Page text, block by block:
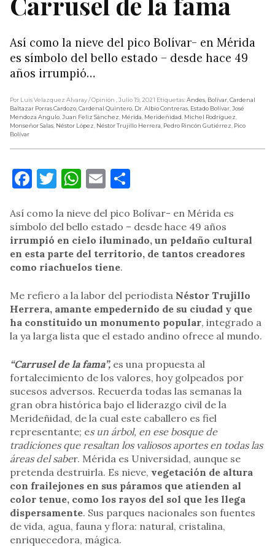
Así como la nieve del pico Bolívar- en Mérida
es símbolo del bello estado – desde hace 49
años irrumpió…
Por Luis Velazquez Alvaray/ Opinión , Julio 19, 2021 Etiquetas:Andes, Bolívar,Cardenal
Baltazar Porras Cardozo,Cardenal Quintero, Dr. Albio Contreras, Estado Bolívar,José
Mendoza Angulo,Juan Feliz Sánchez, Mérida, Merideñidad, Michel Rodríguez,
Monseñor Salas, Néstor López, Néstor Trujillo Herrera, Pedro Rincón Gutiérrez, Pico
Bolívar
Facebook
Twitter
WhatsApp
Email
Así como la nieve del pico Bolívar- en Mérida es
símbolo del bello estado – desde hace 49 años
irrumpió en cielo iluminado, un peldaño cultural
en esta parte del territorio, de tantos creadores
como riachuelos tiene.
Me refiero a la labor del periodista Néstor Trujillo
Herrera, amante empedernido de su ciudad y que
ha constituido un monumento popular, integrado a
la ya larga lista que el estado andino ofrece al mundo.
“Carrusel de la fama”, es una propuesta al
fortalecimiento de los valores, hoy golpeados por
sucesos adversos. Recuerda todas las semanas la
gran obra histórica bajo el liderazgo civil de la
Merideñidad, de la cual este caballero es fiel
representante; es un árbol, en ese bosque de
tradiciones que resaltan los valiosos aportes en todas las
áreas del saber. Mérida es Universidad, aunque se
pretenda destruirla. Es nieve, vegetación de altura
con frailejones en sus páramos que atienden al
color tenue, como los rayos del sol que les llega
dispersamente. Sus parques nacionales son fuentes
de vida, agua, fauna y flora: natural, cristalina,
enriquecedora, mágica.